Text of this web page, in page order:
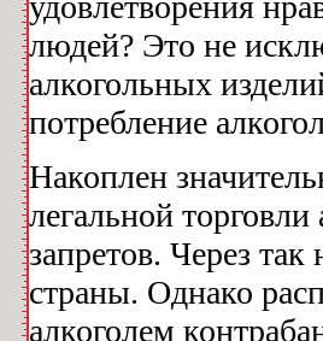
людей? Это не
алкогольных
потребление
Накоплен
легальной
запретов. Через
страны. Однако
алкоголем